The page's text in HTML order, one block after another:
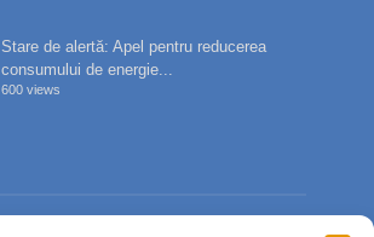
Stare de alertă: Apel pentru reducerea
consumului de energie...
600 views